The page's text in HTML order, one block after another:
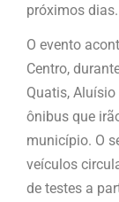
próximos dias.
O evento
Centro,
Quatis, Aluísio
ônibus que
município. O
veículos
de testes a